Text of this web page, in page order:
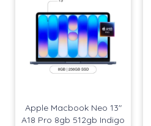
Apple Macbook Neo 13"
A18 Pro 8gb 512gb Indigo